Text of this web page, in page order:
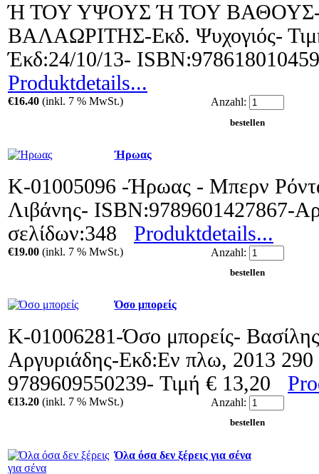
Ή ΤΟΥ ΥΨΟΥΣ Ή ΤΟΥ
ΒΑΛΑΩΡΙΤΗΣ-Εκδ. Ψυχογιός-
Έκδ:24/10/13-
Produktdetails...
€16.40 (inkl. 7 % MwSt.) Anzahl:
Ήρωας
Κ-01005096 -Ήρωας - Μπερν
Λιβάνης- ISBN:9789601427867-
σελίδων:348 Produktdetails...
€19.00 (inkl. 7 % MwSt.) Anzahl:
Όσο μπορείς
Κ-01006281-Όσο μπορείς- Βασίλης
Αργυριάδης-Εκδ:Εν πλω, 2013
9789609550239- Τιμή € 13,20
€13.20 (inkl. 7 % MwSt.) Anzahl:
Όλα όσα δεν ξέρεις για σένα